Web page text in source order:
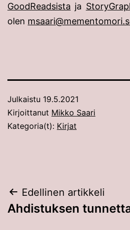
GoodReadsista ja
olen
Julkaistu 19.5.2021
Kirjoittanut Mikko Saari
Kategoria(t): Kirjat
Artikkelien
selaus
Edellinen artikkeli
Ahdistuksen